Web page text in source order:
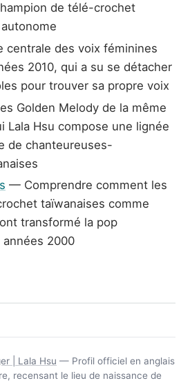
de télé-crochet
centrale des voix féminines
2010, qui a su se détacher
pour trouver sa propre voix
Golden Melody de la même
Lala Hsu compose une lignée
de chanteureuses-
— Comprendre comment les
taïwanaises comme
ont transformé la pop
années 2000
| Lala Hsu — Profil officiel en anglais
recensant le lieu de naissance de